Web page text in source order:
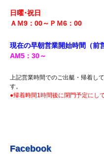
R5.7.27 釣果情報更新しま
R5.7.16 釣果情報更新しま
R5.7.3 釣果情報更新しまし
R5.5.20 釣果情報更新しま
日曜･祝日
ＡＭ9：00～ＰＭ6 ：00
現在の早朝営業開始時間（前
AM5 ：30～
上記営業時間でのご出艇・帰着し
す。
●帰着時間1時間後に閉門予定にし
Facebook